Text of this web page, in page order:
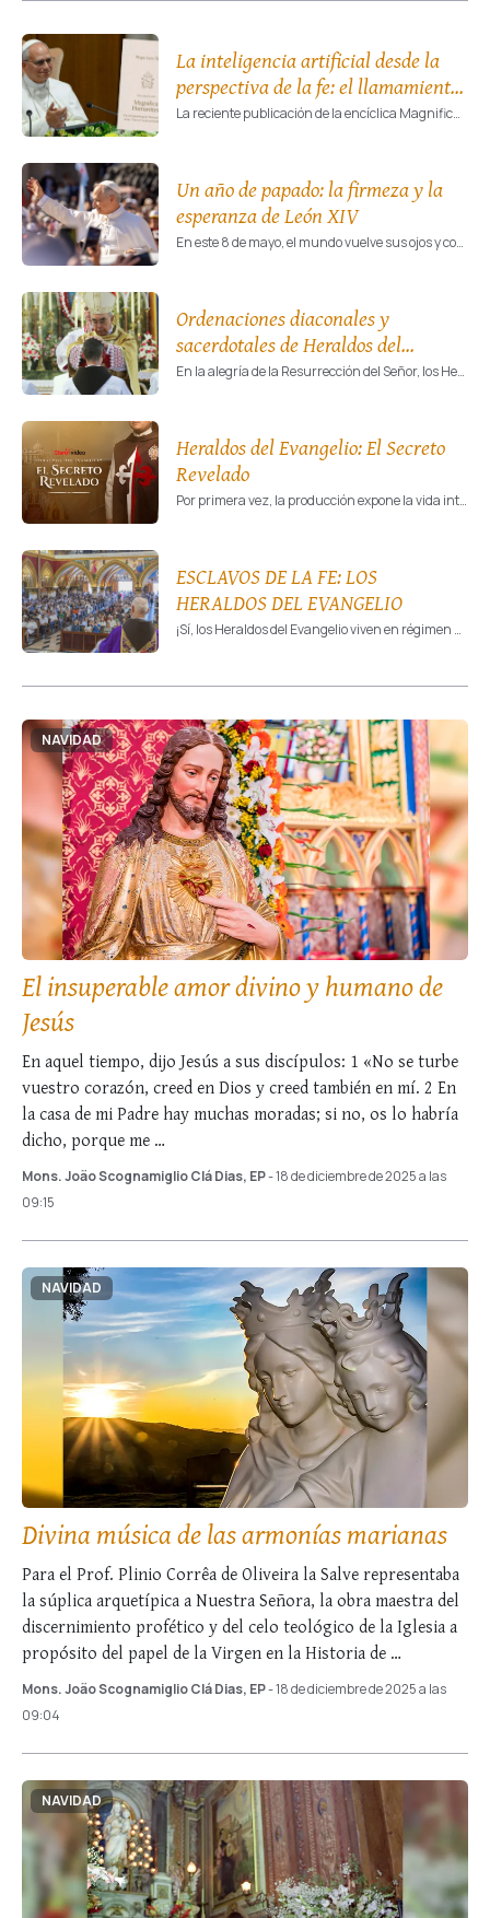
La inteligencia artificial desde la
perspectiva de la fe: el llamamiento
de León XIV al «desarme»
La reciente publicación de la encíclica Magnifica humanitas, firmada por el papa León XIV, constituye un punto de inflexión en la reflexión contemporánea sobre la técnica y el destino de la humanidad.
Un año de papado: la firmeza y la
esperanza de León XIV
En este 8 de mayo, el mundo vuelve sus ojos y corazones hacia la cátedra de Pedro, celebrando el primer aniversario de la elección de su santidad, el papa León XIV.
Ordenaciones diaconales y
sacerdotales de Heraldos del
Evangelio
En la alegría de la Resurrección del Señor, los Heraldos del Evangelio vivirán un momento de gracia singular con la ordenación de 31 diáconos y 26 nuevos sacerdotes, los días 11 y 12 de abril, en celebraciones marcadas por la solemnidad y la esperanza de la Iglesia.
Heraldos del Evangelio: El Secreto
Revelado
Por primera vez, la producción expone la vida interna de la institución y revela la vida cotidiana de fe, formación y misión que viven sus miembros.
ESCLAVOS DE LA FE: LOS
HERALDOS DEL EVANGELIO
¡Sí, los Heraldos del Evangelio viven en régimen de esclavitud! Mientras cámaras y focos buscan «sombras» y «misterios» por detrás de portones cerrados, ignoran lo que está escrito a plena luz del sol, en el rostro, en el pecho y en el alma de cada persona consagrada a Jesucristo.
NAVIDAD
El insuperable amor divino y humano de
Jesús
En aquel tiempo, dijo Jesús a sus discípulos: 1 «No se turbe
vuestro corazón, creed en Dios y creed también en mí. 2 En
la casa de mi Padre hay muchas moradas; si no, os lo habría
dicho, porque me …
Mons. João Scognamiglio Clá Dias, EP- 18 de diciembre de 2025 a las
09:15
NAVIDAD
Divina música de las armonías marianas
Para el Prof. Plinio Corrêa de Oliveira la Salve representaba
la súplica arquetípica a Nuestra Señora, la obra maestra del
discernimiento profético y del celo teológico de la Iglesia a
propósito del papel de la Virgen en la Historia de …
Mons. João Scognamiglio Clá Dias, EP- 18 de diciembre de 2025 a las
09:04
NAVIDAD